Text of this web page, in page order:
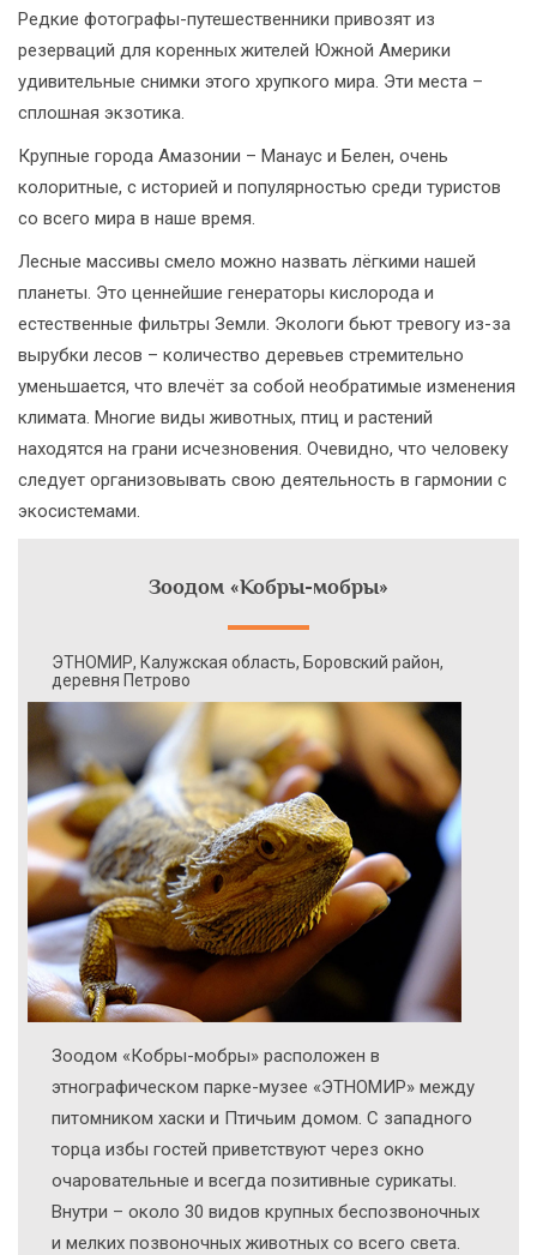
Редкие фотографы-путешественники привозят из
резерваций для коренных жителей Южной Америки
удивительные снимки этого хрупкого мира. Эти места –
сплошная экзотика.
Крупные города Амазонии – Манаус и Белен, очень
колоритные, с историей и популярностью среди туристов
со всего мира в наше время.
Лесные массивы смело можно назвать лёгкими нашей
планеты. Это ценнейшие генераторы кислорода и
естественные фильтры Земли. Экологи бьют тревогу из-за
вырубки лесов – количество деревьев стремительно
уменьшается, что влечёт за собой необратимые изменения
климата. Многие виды животных, птиц и растений
находятся на грани исчезновения. Очевидно, что человеку
следует организовывать свою деятельность в гармонии с
экосистемами.
Зоодом «Кобры-мобры»
ЭТНОМИР, Калужская область, Боровский район,
деревня Петрово
Зоодом «Кобры-мобры» расположен в
этнографическом парке-музее «ЭТНОМИР» между
питомником хаски и Птичьим домом. С западного
торца избы гостей приветствуют через окно
очаровательные и всегда позитивные сурикаты.
Внутри – около 30 видов крупных беспозвоночных
и мелких позвоночных животных со всего света.